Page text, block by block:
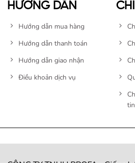
HƯỚNG DẪN
Hướng dẫn mua hàng
Hướng dẫn thanh toán
Hướng dẫn giao nhận
Điều khoản dịch vụ